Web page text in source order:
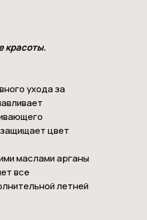
красоты.
ухода за
цвет
маслами арганы
все
летней